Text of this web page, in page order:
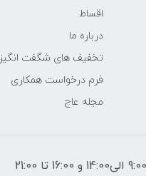
اقساط
درباره ما
تخفیف های شگفت انگیز
فرم درخواست همکاری
مجله عاج